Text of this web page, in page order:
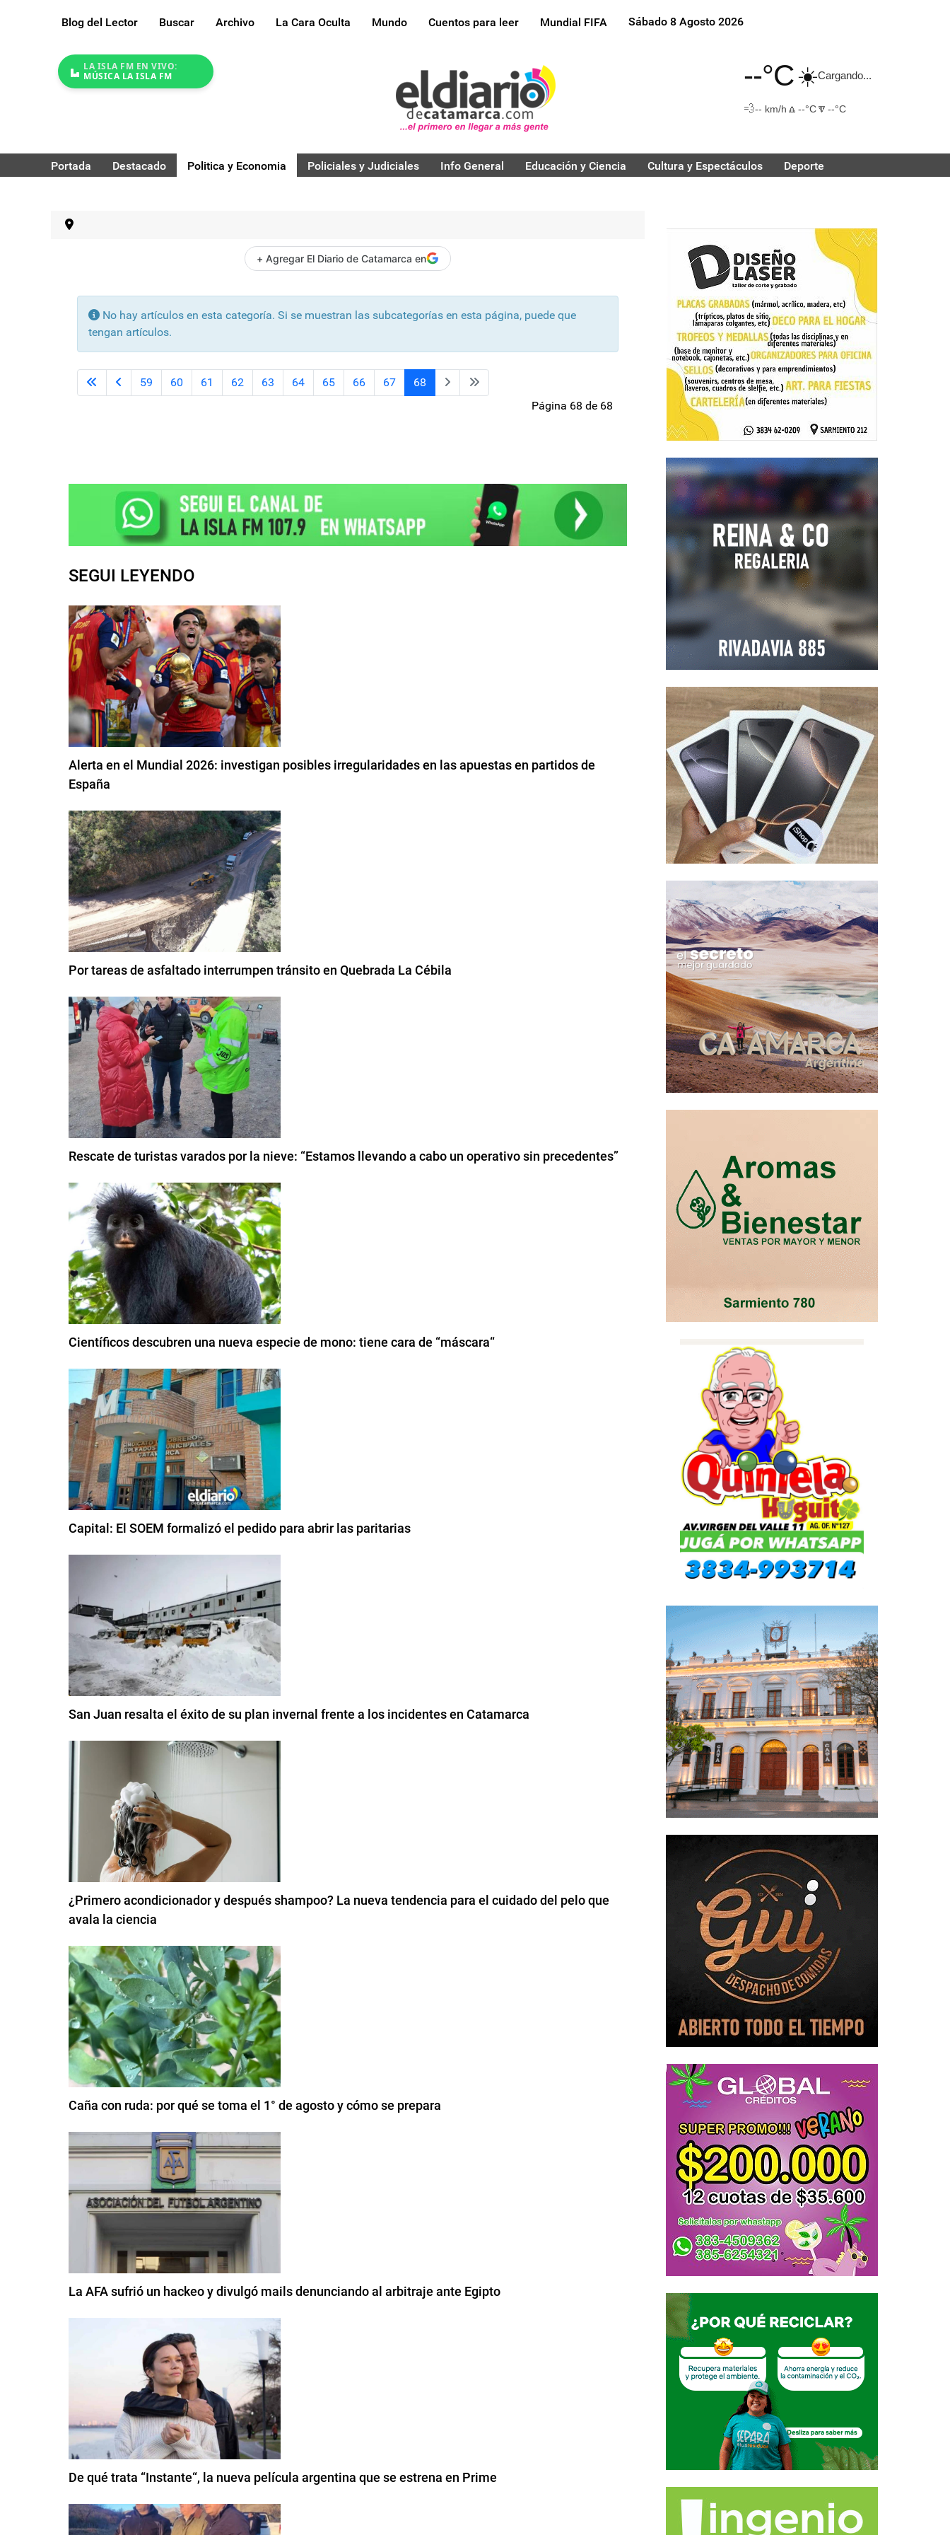
Blog del Lector Buscar Archivo La Cara Oculta Mundo Cuentos para leer Mundial FIFA Sábado 8 Agosto 2026
LA ISLA FM EN VIVO:
MÚSICA LA ISLA FM
--°C☀️Cargando...
💨-- km/h 🔼 --°C🔽 --°C
Portada Destacado Politica y Economia Policiales y Judiciales Info General Educación y Ciencia Cultura y Espectáculos Deporte
+ Agregar El Diario de Catamarca en
Información
No hay artículos en esta categoría. Si se muestran las subcategorías en esta página, puede que
tengan artículos.
Página 68 de 68
59 60 61 62 63 64 65 66 67 68
SEGUI LEYENDO
Alerta en el Mundial 2026: investigan posibles irregularidades en las apuestas en partidos de
España
Por tareas de asfaltado interrumpen tránsito en Quebrada La Cébila
Rescate de turistas varados por la nieve: “Estamos llevando a cabo un operativo sin precedentes”
Científicos descubren una nueva especie de mono: tiene cara de “máscara“
Capital: El SOEM formalizó el pedido para abrir las paritarias
San Juan resalta el éxito de su plan invernal frente a los incidentes en Catamarca
¿Primero acondicionador y después shampoo? La nueva tendencia para el cuidado del pelo que
avala la ciencia
Caña con ruda: por qué se toma el 1° de agosto y cómo se prepara
La AFA sufrió un hackeo y divulgó mails denunciando al arbitraje ante Egipto
De qué trata “Instante“, la nueva película argentina que se estrena en Prime